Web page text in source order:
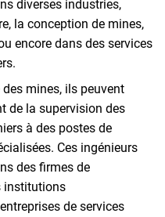
diverses industries,
la conception de mines,
encore dans des services
mines, ils peuvent
de la supervision des
à des postes de
Ces ingénieurs
des firmes de
institutions
de services